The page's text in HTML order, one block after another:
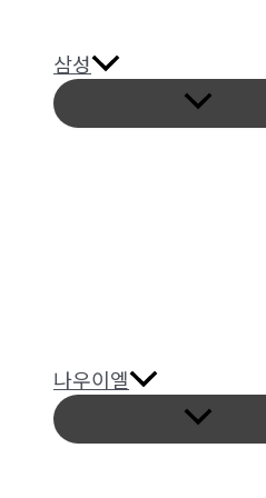
삼성
메
뉴
토
나우이엘
메
뉴
토